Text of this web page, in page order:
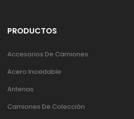
PRODUCTOS
Accesorios De Camiones
Acero Inoxidable
Antenas
Camiones De Colección